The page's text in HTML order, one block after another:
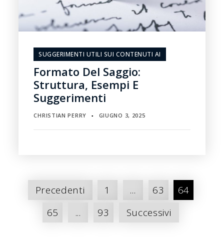
SUGGERIMENTI UTILI SUI CONTENUTI AI
Formato Del Saggio:
Struttura, Esempi E
Suggerimenti
CHRISTIAN PERRY ▪ GIUGNO 3, 2025
Paginazione
Precedenti 1 ... 63
64
65
... 93 Successivi